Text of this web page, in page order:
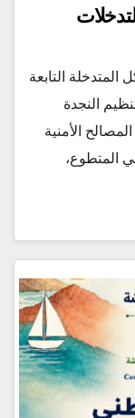
التابعة
النجدة
الأمنية
المتطوع،